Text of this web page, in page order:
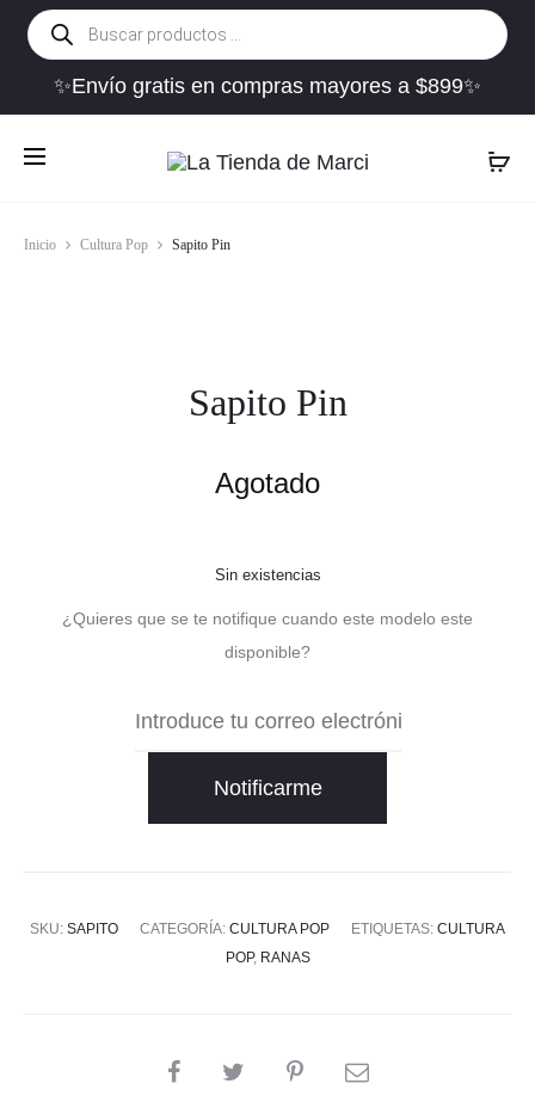
Búsqueda
de
productos
✨Envío gratis en compras mayores a $899✨
Inicio Cultura Pop Sapito Pin
Sapito Pin
Agotado
Sin existencias
¿Quieres que se te notifique cuando este modelo este
disponible?
Notificarme
SKU: SAPITO CATEGORÍA: CULTURA POP ETIQUETAS: CULTURA
POP, RANAS
COMPARTIR